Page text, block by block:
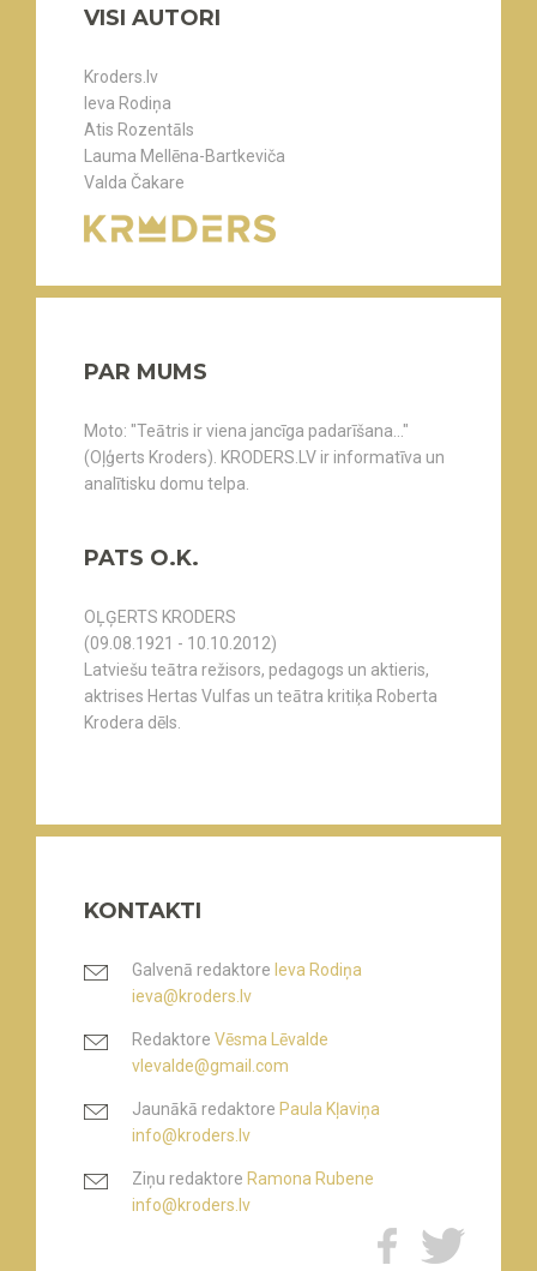
VISI AUTORI
Kroders.lv
Ieva Rodiņa
Atis Rozentāls
Lauma Mellēna-Bartkeviča
Valda Čakare
PAR MUMS
Moto: "Teātris ir viena jancīga padarīšana..."
(Oļģerts Kroders). KRODERS.LV ir informatīva un
analītisku domu telpa.
PATS O.K.
OĻĢERTS KRODERS
(09.08.1921 - 10.10.2012)
Latviešu teātra režisors, pedagogs un aktieris,
aktrises Hertas Vulfas un teātra kritiķa Roberta
Krodera dēls.
KONTAKTI
Galvenā redaktore Ieva Rodiņa
ieva@kroders.lv
Redaktore Vēsma Lēvalde
vlevalde@gmail.com
Jaunākā redaktore Paula Kļaviņa
info@kroders.lv
Ziņu redaktore Ramona Rubene
info@kroders.lv